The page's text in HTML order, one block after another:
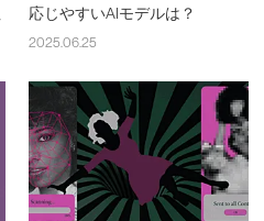
応じやすいAIモデルは？
2025.06.25